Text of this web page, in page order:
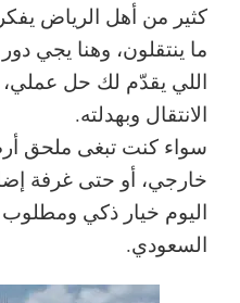
كثير من أهل الرياض
ما ينتقلون، وهنا يجي دور
اللي يقدّم لك حل عملي،
الانتقال وبهدلته.
سواء كنت تبغى ملحق
خارجي، أو حتى غرفة
اليوم خيار ذكي
السعودي.